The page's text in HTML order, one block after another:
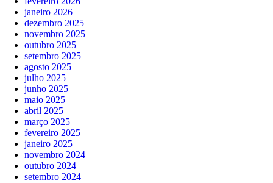
janeiro 2026
dezembro 2025
novembro 2025
outubro 2025
setembro 2025
agosto 2025
julho 2025
junho 2025
maio 2025
abril 2025
março 2025
fevereiro 2025
janeiro 2025
novembro 2024
outubro 2024
setembro 2024